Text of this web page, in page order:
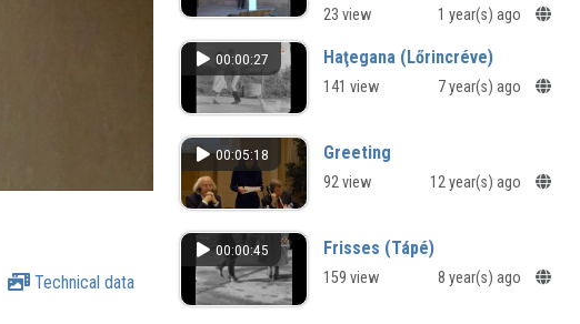
Technical data
esztendő európai kutatási
23 view 1 year(s) ago
00:00:27 Haţegana (Lőrincréve)
141 view 7 year(s) ago
00:05:18 Greeting
92 view 12 year(s) ago
00:00:45 Frisses (Tápé)
159 view 8 year(s) ago